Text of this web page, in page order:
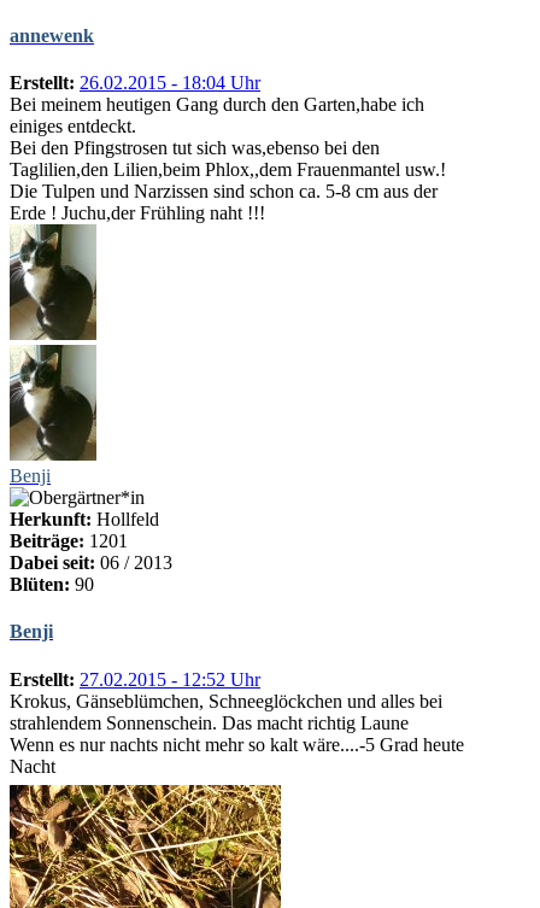
annewenk
Erstellt: 26.02.2015 - 18:04 Uhr
Bei meinem heutigen Gang durch den Garten,habe ich
einiges entdeckt.
Bei den Pfingstrosen tut sich was,ebenso bei den
Taglilien,den Lilien,beim Phlox,,dem Frauenmantel usw.!
Die Tulpen und Narzissen sind schon ca. 5-8 cm aus der
Erde ! Juchu,der Frühling naht !!!
Benji
Herkunft: Hollfeld
Beiträge: 1201
Dabei seit: 06 / 2013
Blüten: 90
Benji
Erstellt: 27.02.2015 - 12:52 Uhr
Krokus, Gänseblümchen, Schneeglöckchen und alles bei
strahlendem Sonnenschein. Das macht richtig Laune
Wenn es nur nachts nicht mehr so kalt wäre....-5 Grad heute
Nacht